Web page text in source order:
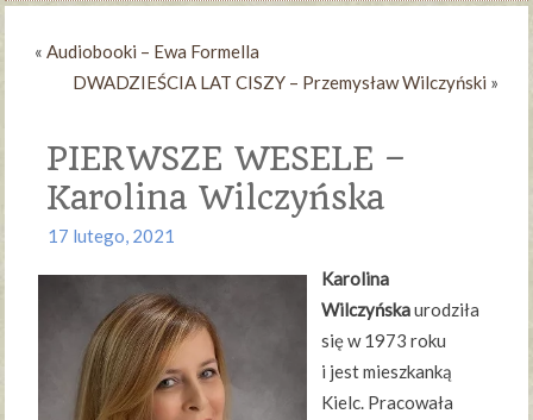
«Audiobooki – Ewa Formella
DWADZIEŚCIA LAT CISZY – Przemysław Wilczyński »
PIERWSZE WESELE –
Karolina Wilczyńska
17 lutego, 2021
Karolina
Wilczyńskaurodziła
się w 1973 roku
i jest mieszkanką
Kielc. Pracowała